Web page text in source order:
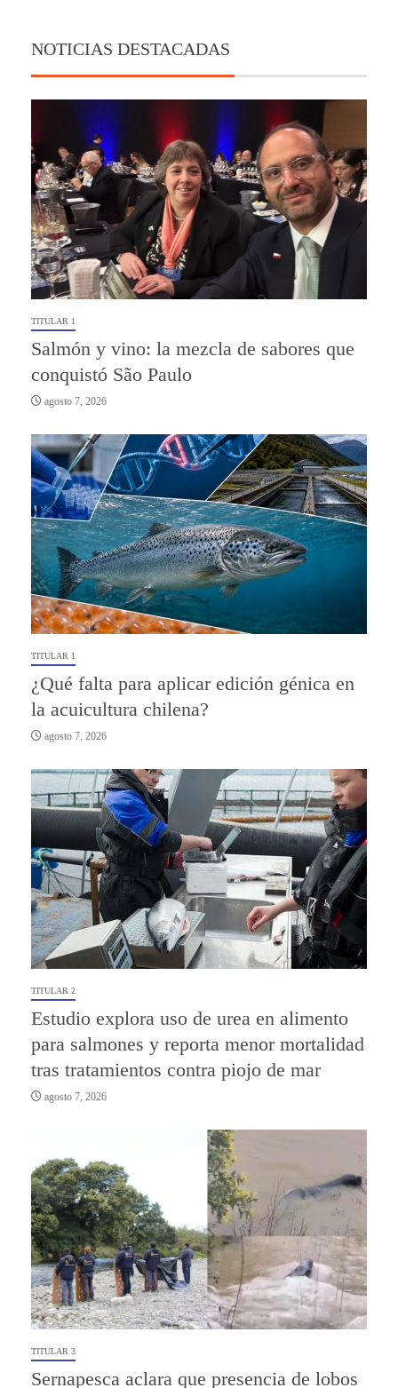
NOTICIAS DESTACADAS
TITULAR 1
Salmón y vino: la mezcla de sabores que
conquistó São Paulo
agosto 7, 2026
TITULAR 1
¿Qué falta para aplicar edición génica en
la acuicultura chilena?
agosto 7, 2026
TITULAR 2
Estudio explora uso de urea en alimento
para salmones y reporta menor mortalidad
tras tratamientos contra piojo de mar
agosto 7, 2026
TITULAR 3
Sernapesca aclara que presencia de lobos